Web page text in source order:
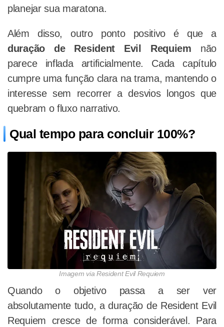
planejar sua maratona.
Além disso, outro ponto positivo é que a
duração de Resident Evil Requiem não
parece inflada artificialmente. Cada capítulo
cumpre uma função clara na trama, mantendo o
interesse sem recorrer a desvios longos que
quebram o fluxo narrativo.
Qual tempo para concluir 100%?
Imagem via Resident Evil Requiem
Quando o objetivo passa a ser ver
absolutamente tudo, a duração de Resident Evil
Requiem cresce de forma considerável. Para